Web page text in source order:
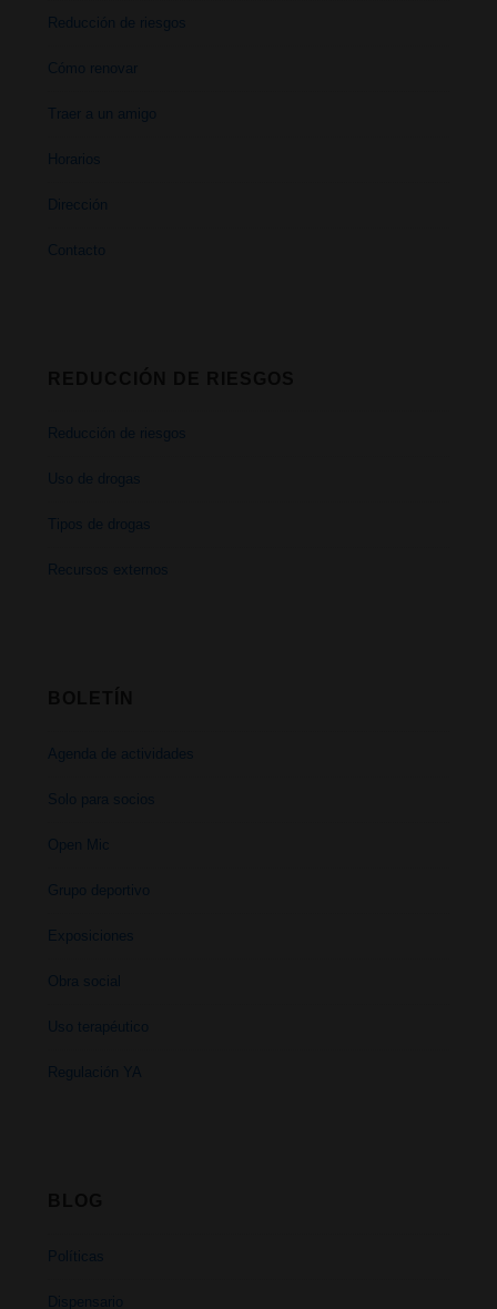
Reducción de riesgos
Cómo renovar
Traer a un amigo
Horarios
Dirección
Contacto
Reducción de riesgos
Uso de drogas
Tipos de drogas
Recursos externos
Agenda de actividades
Solo para socios
Open Mic
Grupo deportivo
Exposiciones
Obra social
Uso terapéutico
Regulación YA
Políticas
Dispensario